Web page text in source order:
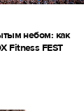
небом: как
Fitness FEST